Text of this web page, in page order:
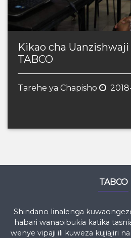
Kikao cha
TABCO
Tarehe ya Chapisho
TABCO
Shindano linalenga
habari wanaoibukia katika
wenye vipaji ili kuweza kujiajiri